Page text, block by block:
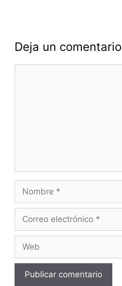
Deja un comentario
Nombre
Correo
Web